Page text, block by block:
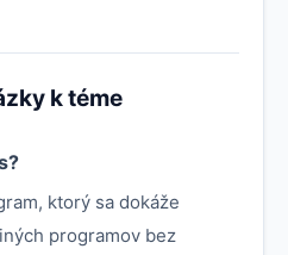
k téme
ktorý sa dokáže
programov bez